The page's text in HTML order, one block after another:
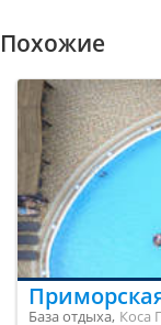
Похожие
База отдыха, Коса